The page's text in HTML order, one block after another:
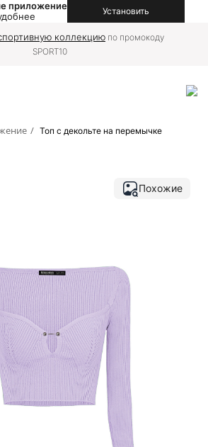
приложение
Установить
коллекцию по промокоду
SPORT10
/ Топ с декольте на перемычке
Похожие